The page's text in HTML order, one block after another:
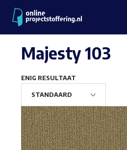
Majesty 103
ENIG RESULTAAT